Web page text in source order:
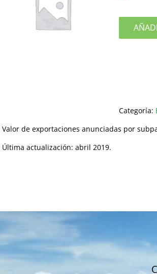
Categoría:
Valor de exportaciones anunciadas por
Última actualización: abril 2019.